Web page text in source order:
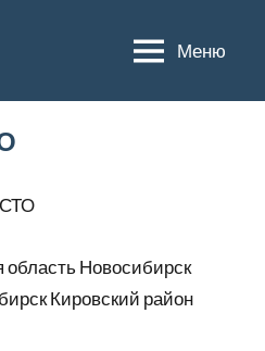
Меню
область Новосибирск
Кировский район